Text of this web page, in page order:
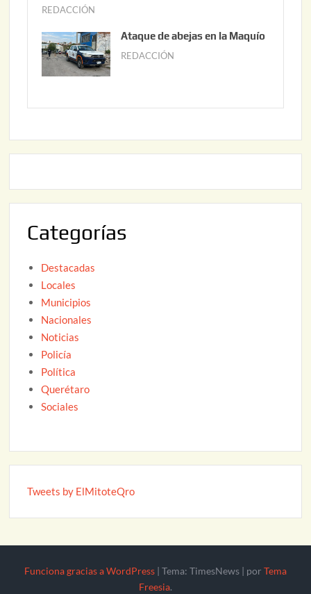
,
2
0
6
REDACCIÓN
n
i
o
Ataque de abejas en la Maquío
REDACCIÓN
o
2
Categorías
Destacadas
Locales
Municipios
Nacionales
Noticias
Policía
Política
Querétaro
Sociales
Tweets by ElMitoteQro
Funciona gracias a WordPress | Tema: TimesNews | por Tema
Freesia.